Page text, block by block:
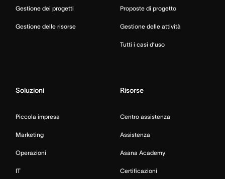
Gestione dei progetti
Gestione delle risorse
Proposte di progetto
Gestione delle attività
Tutti i casi d’uso
Soluzioni
Piccola impresa
Marketing
Operazioni
IT
Risorse
Centro assistenza
Assistenza
Asana Academy
Certificazioni